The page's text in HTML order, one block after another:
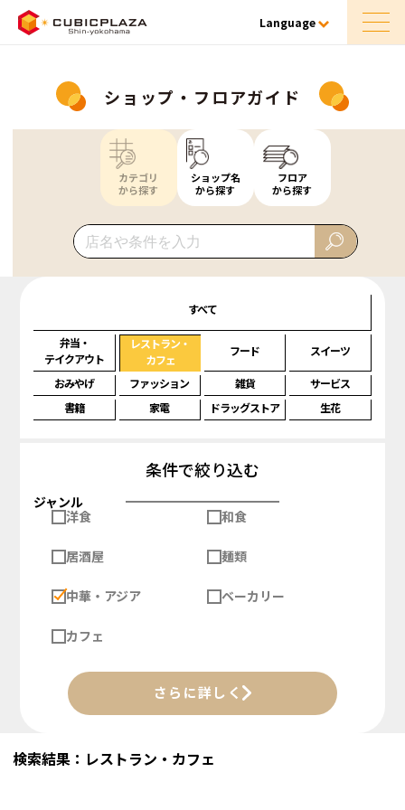
Language
ショップ・フロアガイド
カテゴリ
から探す
ショップ名
から探す
フロア
から探す
すべて
弁当・
テイクアウト
レストラン・
カフェ
フード スイーツ
おみやげ ファッション 雑貨
サービス
書籍
家電 ドラッグストア 生花
条件で絞り込む
ジャンル
洋食
和食
居酒屋 麺類
中華・アジア ベーカリー
カフェ
さらに詳しく
検索結果：レストラン・カフェ